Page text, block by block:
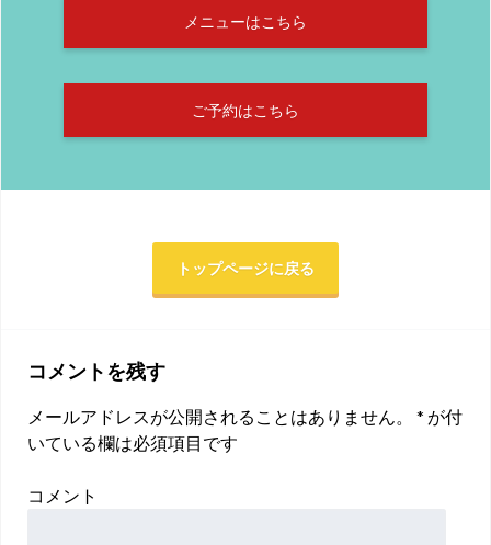
メニューはこちら
ご予約はこちら
トップページに戻る
コメントを残す
メールアドレスが公開されることはありません。 * が付
いている欄は必須項目です
コメント